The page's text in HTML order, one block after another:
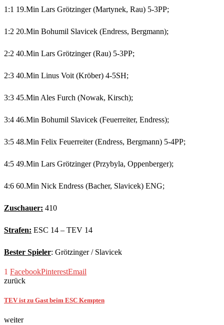
1:1 19.Min Lars Grötzinger (Martynek, Rau) 5-3PP;
1:2 20.Min Bohumil Slavicek (Endress, Bergmann);
2:2 40.Min Lars Grötzinger (Rau) 5-3PP;
2:3 40.Min Linus Voit (Kröber) 4-5SH;
3:3 45.Min Ales Furch (Nowak, Kirsch);
3:4 46.Min Bohumil Slavicek (Feuerreiter, Endress);
3:5 48.Min Felix Feuerreiter (Endress, Bergmann) 5-4PP;
4:5 49.Min Lars Grötzinger (Przybyla, Oppenberger);
4:6 60.Min Nick Endress (Bacher, Slavicek) ENG;
Zuschauer: 410
Strafen: ESC 14 – TEV 14
Bester Spieler: Grötzinger / Slavicek
1 FacebookPinterestEmail
zurück
TEV ist zu Gast beim ESC Kempten
weiter